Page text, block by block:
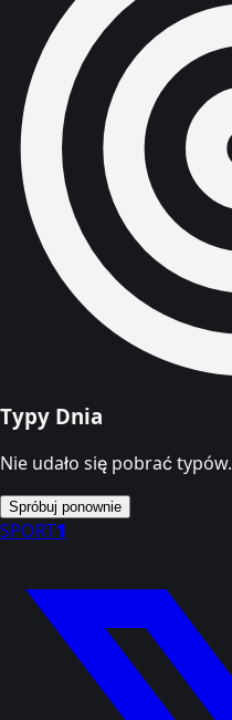
Typy Dnia
Nie udało się pobrać typów.
Spróbuj ponownie
SPORT1